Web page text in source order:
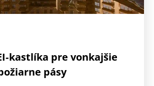
pre vonkajšie
pásy